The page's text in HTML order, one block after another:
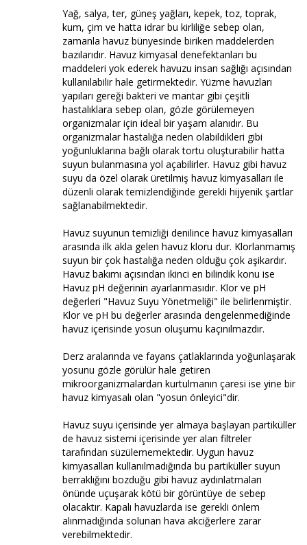
Yağ, salya, ter, güneş yağları, kepek, toz, toprak,
kum, çim ve hatta idrar bu kirliliğe sebep olan,
zamanla havuz bünyesinde biriken maddelerden
bazılarıdır. Havuz kimyasal denefektanları bu
maddeleri yok ederek havuzu insan sağlığı açısından
kullanılabilir hale getirmektedir. Yüzme havuzları
yapıları gereği bakteri ve mantar gibi çeşitli
hastalıklara sebep olan, gözle görülemeyen
organizmalar için ideal bir yaşam alanıdır. Bu
organizmalar hastalığa neden olabildikleri gibi
yoğunluklarına bağlı olarak tortu oluşturabilir hatta
suyun bulanmasına yol açabilirler. Havuz gibi havuz
suyu da özel olarak üretilmiş havuz kimyasalları ile
düzenli olarak temizlendiğinde gerekli hijyenik şartlar
sağlanabilmektedir.
Havuz suyunun temizliği denilince havuz kimyasalları
arasında ilk akla gelen havuz kloru dur. Klorlanmamış
suyun bir çok hastalığa neden olduğu çok aşikardır.
Havuz bakımı açısından ikinci en bilindik konu ise
Havuz pH değerinin ayarlanmasıdır. Klor ve pH
değerleri "Havuz Suyu Yönetmeliği" ile belirlenmiştir.
Klor ve pH bu değerler arasında dengelenmediğinde
havuz içerisinde yosun oluşumu kaçınılmazdır.
Derz aralarında ve fayans çatlaklarında yoğunlaşarak
yosunu gözle görülür hale getiren
mikroorganizmalardan kurtulmanın çaresi ise yine bir
havuz kimyasalı olan "yosun önleyici"dir.
Havuz suyu içerisinde yer almaya başlayan partiküller
de havuz sistemi içerisinde yer alan filtreler
tarafından süzülememektedir. Uygun havuz
kimyasalları kullanılmadığında bu partiküller suyun
berraklığını bozduğu gibi havuz aydınlatmaları
önünde uçuşarak kötü bir görüntüye de sebep
olacaktır. Kapalı havuzlarda ise gerekli önlem
alınmadığında solunan hava akciğerlere zarar
verebilmektedir.